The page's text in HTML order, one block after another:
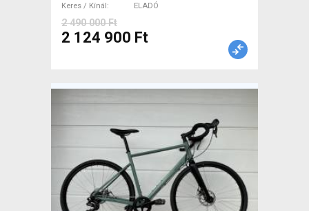
Keres / Kínál
ELADÓ
2 490 000 Ft
2 124 900 Ft